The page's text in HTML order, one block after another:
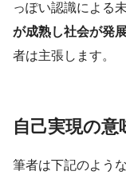
っぽい認識による
が成熟し社会が発
者は主張します。
自己実現の意
筆者は下記のよう